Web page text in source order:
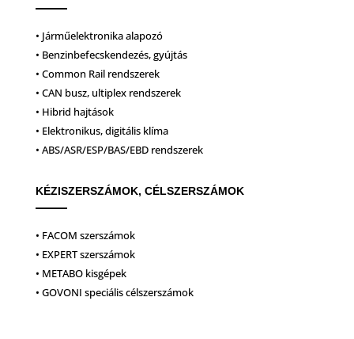
• Járműelektronika alapozó
• Benzinbefecskendezés, gyújtás
• Common Rail rendszerek
• CAN busz, ultiplex rendszerek
• Hibrid hajtások
• Elektronikus, digitális klíma
• ABS/ASR/ESP/BAS/EBD rendszerek
KÉZISZERSZÁMOK, CÉLSZERSZÁMOK
• FACOM szerszámok
• EXPERT szerszámok
• METABO kisgépek
• GOVONI speciális célszerszámok